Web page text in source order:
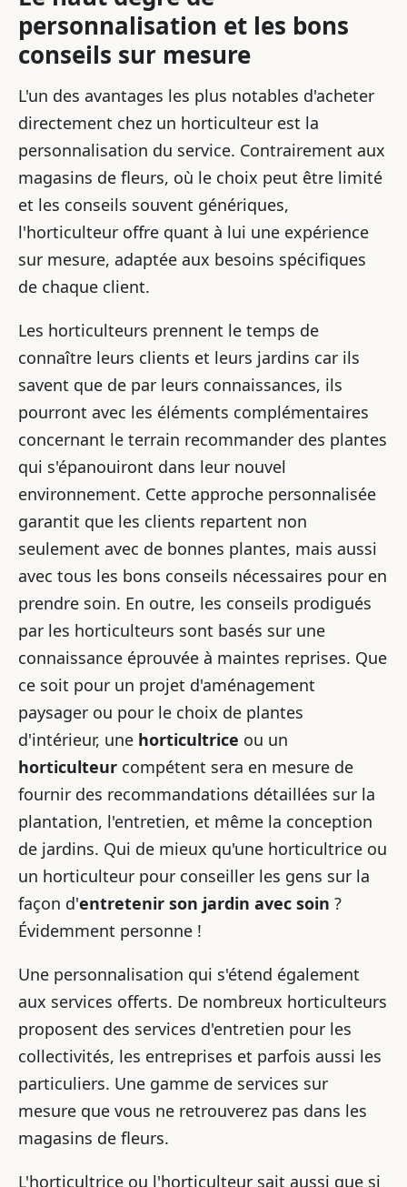
personnalisation et les bons
conseils sur mesure
L'un des avantages les plus notables d'acheter
directement chez un horticulteur est la
personnalisation du service. Contrairement aux
magasins de fleurs, où le choix peut être limité
et les conseils souvent génériques,
l'horticulteur offre quant à lui une expérience
sur mesure, adaptée aux besoins spécifiques
de chaque client.
Les horticulteurs prennent le temps de
connaître leurs clients et leurs jardins car ils
savent que de par leurs connaissances, ils
pourront avec les éléments complémentaires
concernant le terrain recommander des plantes
qui s'épanouiront dans leur nouvel
environnement. Cette approche personnalisée
garantit que les clients repartent non
seulement avec de bonnes plantes, mais aussi
avec tous les bons conseils nécessaires pour en
prendre soin. En outre, les conseils prodigués
par les horticulteurs sont basés sur une
connaissance éprouvée à maintes reprises. Que
ce soit pour un projet d'aménagement
paysager ou pour le choix de plantes
d'intérieur, une horticultrice ou un
horticulteur compétent sera en mesure de
fournir des recommandations détaillées sur la
plantation, l'entretien, et même la conception
de jardins. Qui de mieux qu'une horticultrice ou
un horticulteur pour conseiller les gens sur la
façon d'entretenir son jardin avec soin ?
Évidemment personne !
Une personnalisation qui s'étend également
aux services offerts. De nombreux horticulteurs
proposent des services d'entretien pour les
collectivités, les entreprises et parfois aussi les
particuliers. Une gamme de services sur
mesure que vous ne retrouverez pas dans les
magasins de fleurs.
L'horticultrice ou l'horticulteur sait aussi que si